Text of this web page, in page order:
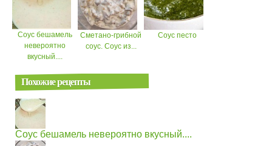
Соус бешамель
невероятно
вкусный....
Сметано-грибной
соус. Соус из...
Соус песто
Похожие рецепты
Соус бешамель невероятно вкусный....